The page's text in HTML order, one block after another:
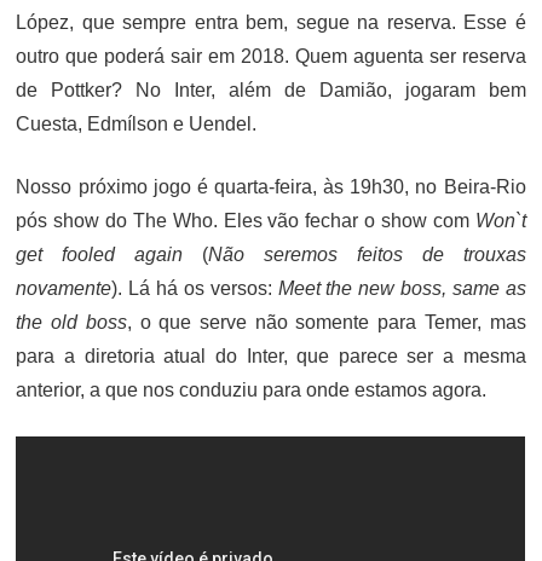
López, que sempre entra bem, segue na reserva. Esse é
outro que poderá sair em 2018. Quem aguenta ser reserva
de Pottker? No Inter, além de Damião, jogaram bem
Cuesta, Edmílson e Uendel.
Nosso próximo jogo é quarta-feira, às 19h30, no Beira-Rio
pós show do The Who. Eles vão fechar o show com Won`t
get fooled again (Não seremos feitos de trouxas
novamente). Lá há os versos: Meet the new boss, same as
the old boss, o que serve não somente para Temer, mas
para a diretoria atual do Inter, que parece ser a mesma
anterior, a que nos conduziu para onde estamos agora.